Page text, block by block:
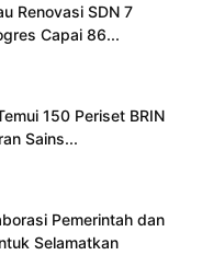
Renovasi SDN 7
Capai 86...
150 Periset BRIN
Sains...
Pemerintah dan
Selamatkan